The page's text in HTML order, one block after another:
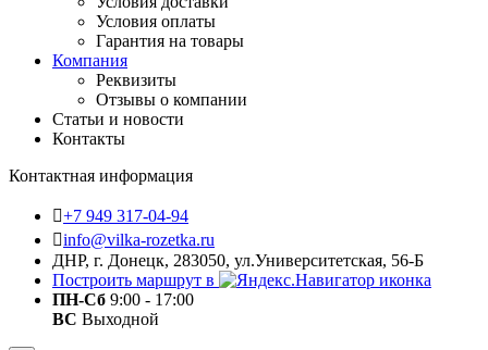
Условия оплаты
Гарантия на товары
Компания
Реквизиты
Отзывы о компании
Статьи и новости
Контакты
Контактная информация
+7 949 317-04-94
info@vilka-rozetka.ru
ДНР, г. Донецк, 283050, ул.Университетская, 56-Б
Построить маршрут в
ПН-Сб 9:00 - 17:00
ВС Выходной